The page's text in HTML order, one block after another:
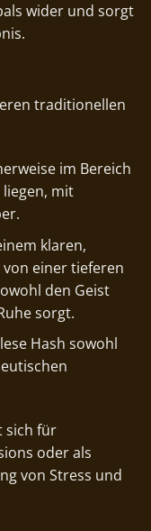
wider und sorgt
traditionellen
im Bereich
liegen, mit
klaren,
einer tieferen
den Geist
sorgt.
Hash sowohl
sich für
oder als
von Stress und